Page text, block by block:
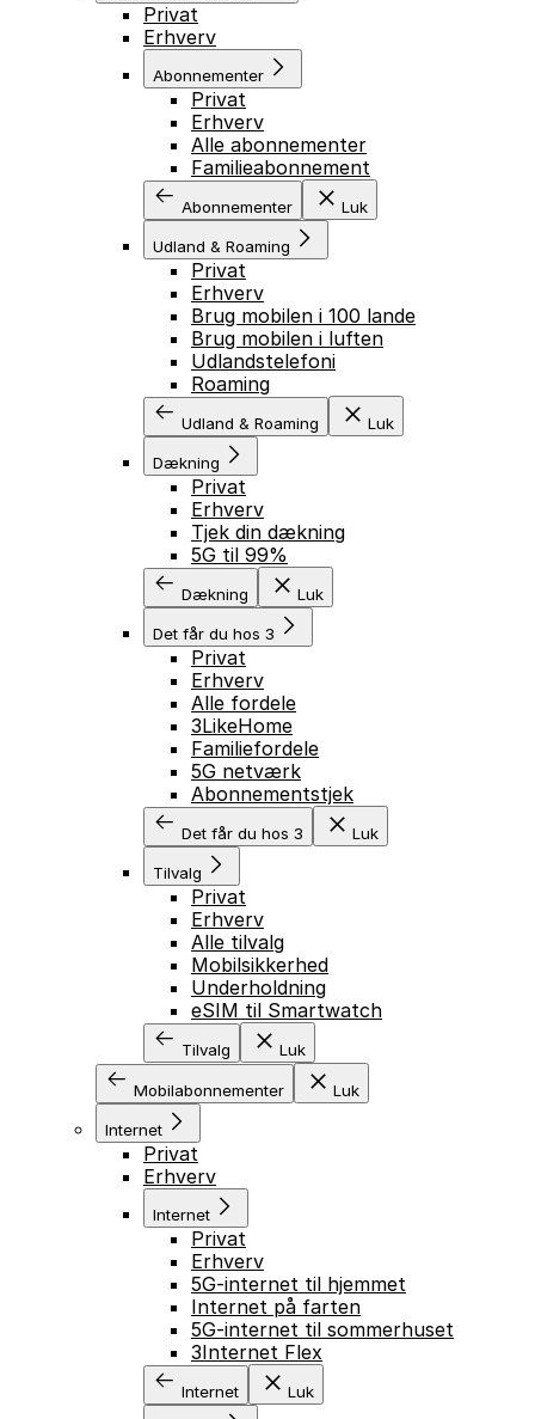
Privat
Erhverv
Abonnementer
Privat
Erhverv
Alle abonnementer
Familieabonnement
Abonnementer Luk
Udland & Roaming
Privat
Erhverv
Brug mobilen i 100 lande
Brug mobilen i luften
Udlandstelefoni
Roaming
Udland & Roaming Luk
Dækning
Privat
Erhverv
Tjek din dækning
5G til 99%
Dækning Luk
Det får du hos 3
Privat
Erhverv
Alle fordele
3LikeHome
Familiefordele
5G netværk
Abonnementstjek
Det får du hos 3 Luk
Tilvalg
Privat
Erhverv
Alle tilvalg
Mobilsikkerhed
Underholdning
eSIM til Smartwatch
Tilvalg Luk
Mobilabonnementer Luk
Internet
Privat
Erhverv
Internet
Privat
Erhverv
5G-internet til hjemmet
Internet på farten
5G-internet til sommerhuset
3Internet Flex
Internet Luk